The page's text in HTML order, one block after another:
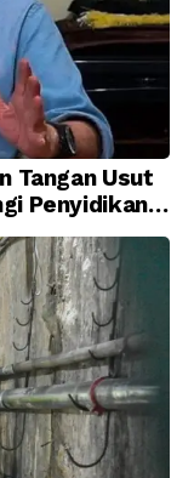
Tangan Usut
Penyidikan